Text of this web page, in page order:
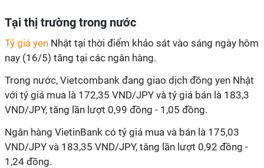
Tại thị trường trong nước
Tỷ giá yen Nhật tại thời điểm khảo sát vào sáng ngày hôm
nay (16/5) tăng tại các ngân hàng.
Trong nước, Vietcombank đang giao dịch đồng yen Nhật
với tỷ giá mua là 172,35 VND/JPY và tỷ giá bán là 183,3
VND/JPY, tăng lần lượt 0,99 đồng - 1,05 đồng.
Ngân hàng VietinBank có tỷ giá mua và bán là 175,03
VND/JPY và 183,35 VND/JPY, tăng lần lượt 0,92 đồng -
1,24 đồng.